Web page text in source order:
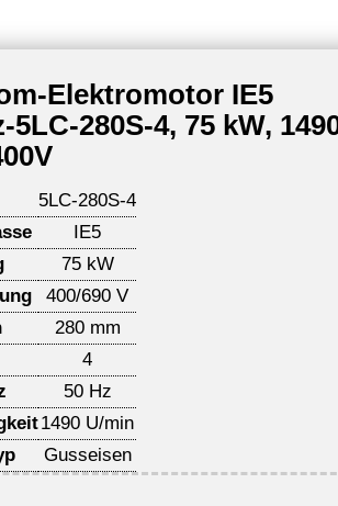
Elektromotor IE5
5LC-280S-4, 75 kW,
5LC-280S-4
IE5
75 kW
400/690 V
280 mm
4
50 Hz
1490 U/min
Gusseisen